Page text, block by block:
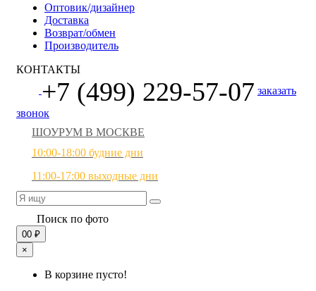
Оптовик/дизайнер
Доставка
Возврат/обмен
Производитель
КОНТАКТЫ
+7 (499) 229-57-07 заказать
звонок
ШОУРУМ В МОСКВЕ
10:00-18:00 будние дни
11:00-17:00 выходные дни
Поиск по фото
00 ₽
×
В корзине пусто!